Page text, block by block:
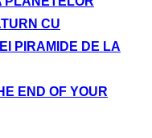
CU
PIRAMIDE DE LA
END OF YOUR